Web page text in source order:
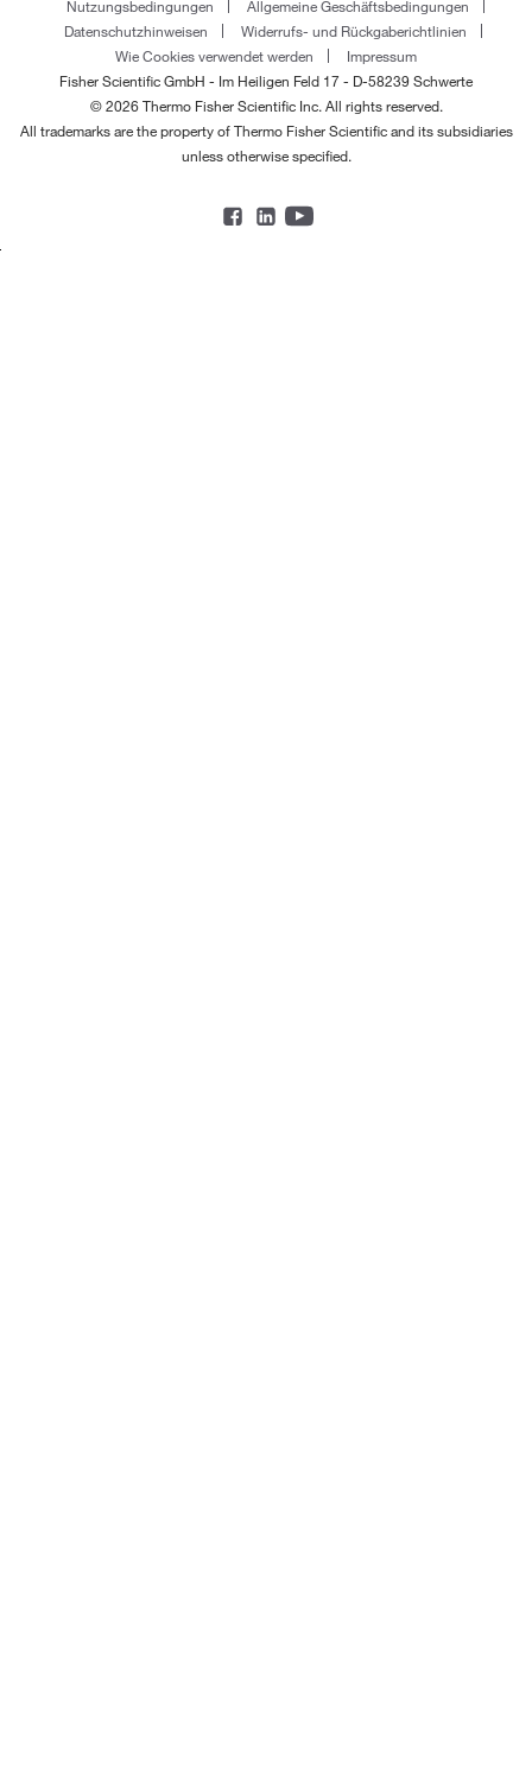
Nutzungsbedingungen
Allgemeine Geschäftsbedingungen
Datenschutzhinweisen
Widerrufs- und Rückgaberichtlinien
Wie Cookies verwendet werden
Impressum
Fisher Scientific GmbH - Im Heiligen Feld 17 - D-58239 Schwerte
© 2026 Thermo Fisher Scientific Inc. All rights reserved.
All trademarks are the property of Thermo Fisher Scientific and its subsidiaries
unless otherwise specified.